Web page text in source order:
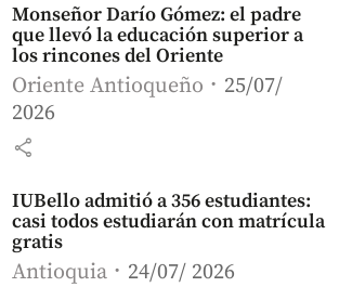
Monseñor Darío Gómez: el padre
que llevó la educación superior a
los rincones del Oriente
Oriente Antioqueño
25/07/
2026
share
IUBello admitió a 356 estudiantes:
casi todos estudiarán con matrícula
gratis
Antioquia 24/07/ 2026